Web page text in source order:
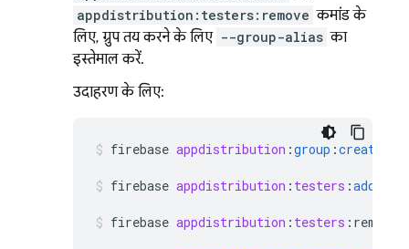
appdistribution:testers:remove कमांड के
लिए, ग्रुप तय करने के लिए --group-alias का
इस्तेमाल करें.
उदाहरण के लिए:
firebase appdistribution :group :create
firebase appdistribution : testers :add
firebase appdistribution : testers : remove